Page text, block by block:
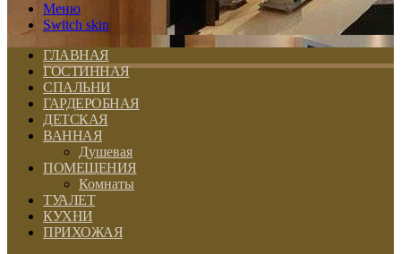
Меню
Switch skin
ГЛАВНАЯ
ГОСТИННАЯ
СПАЛЬНИ
ГАРДЕРОБНАЯ
ДЕТСКАЯ
ВАННАЯ
Душевая
ПОМЕЩЕНИЯ
Комнаты
ТУАЛЕТ
КУХНИ
ПРИХОЖАЯ